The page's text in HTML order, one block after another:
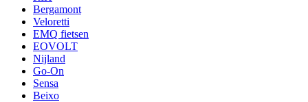
Bergamont
Veloretti
EMQ fietsen
EOVOLT
Nijland
Go-On
Sensa
Beixo